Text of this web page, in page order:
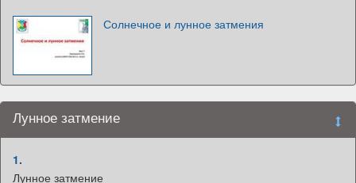
Солнечное и лунное затмения
Лунное затмение
1.
Лунное затмение